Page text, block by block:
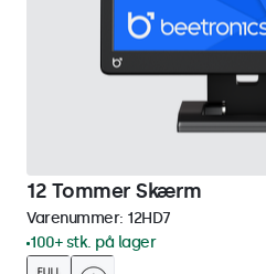
12 Tommer Skærm
Varenummer: 12HD7
100+ stk. på lager